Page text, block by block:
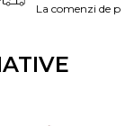
La comenzi de